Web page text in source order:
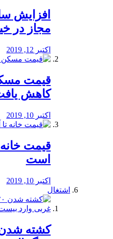
افزایش
مجاز در
اکتبر 12, 2019
کاهش
اکتبر 10, 2019
قیمت
است
اکتبر 10, 2019
اشتغال